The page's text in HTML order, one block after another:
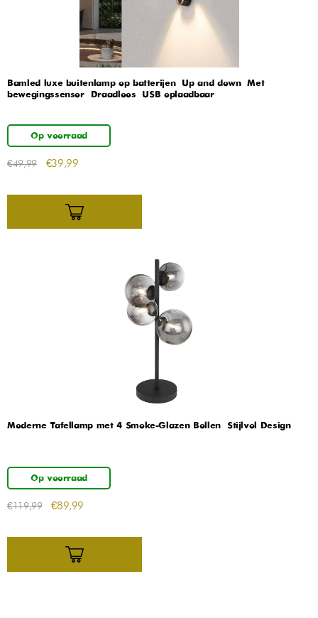
Bamled luxe buitenlamp op batterijen – Up and down – Met
bewegingssensor – Draadloos – USB oplaadbaar
Op voorraad
€49,99 €39,99
Moderne Tafellamp met 4 Smoke-Glazen Bollen – Stijlvol Design
Op voorraad
€119,99 €89,99